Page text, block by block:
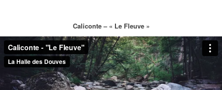
Caliconte – « Le Fleuve »